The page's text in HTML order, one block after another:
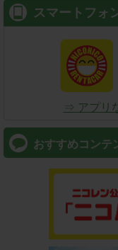
スマートフォ
⇒ アプリ
おすすめコンテ